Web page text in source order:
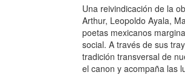
Una reivindicación de la
Arthur, Leopoldo Ayala,
poetas mexicanos
social. A través de sus
tradición transversal de
el canon y acompaña las